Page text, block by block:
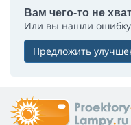
Вам чего-то не
Или вы нашли
Предложить